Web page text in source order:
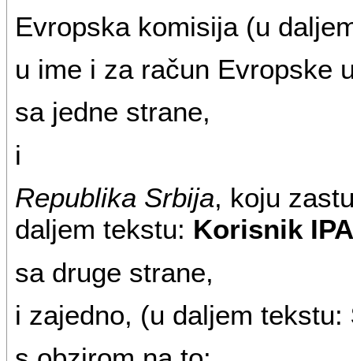
Evropska komisija (u
u ime i za račun Evropske
sa jedne strane,
i
Republika Srbija, koju
daljem tekstu: Korisnik
sa druge strane,
i zajedno, (u daljem tekstu: